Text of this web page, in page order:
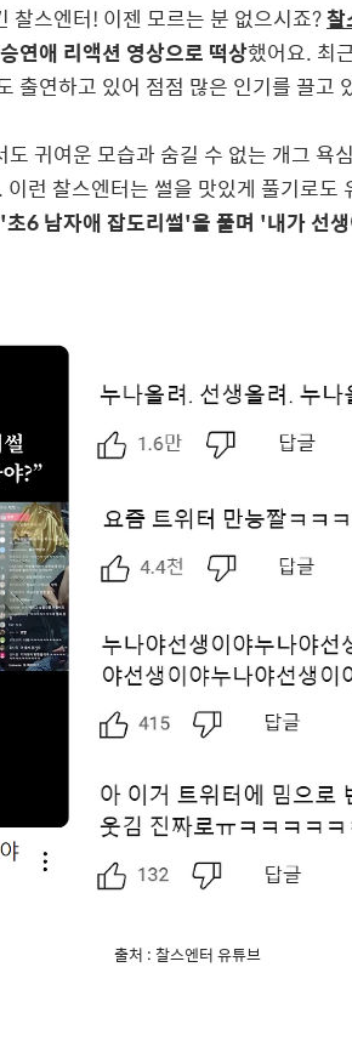
찰스엔터! 이젠 모르는 분 없으시죠?찰
연애 리액션 영상으로 떡상했어요. 최
출연하고 있어 점점 많은 인기를 끌고
귀여운 모습과 숨길 수 없는 개그 욕
런 찰스엔터는 썰을 맛있게 풀기로도
6 남자애 잡도리썰'을 풀며 '내가 선
출처 : 찰스엔터 유튜브